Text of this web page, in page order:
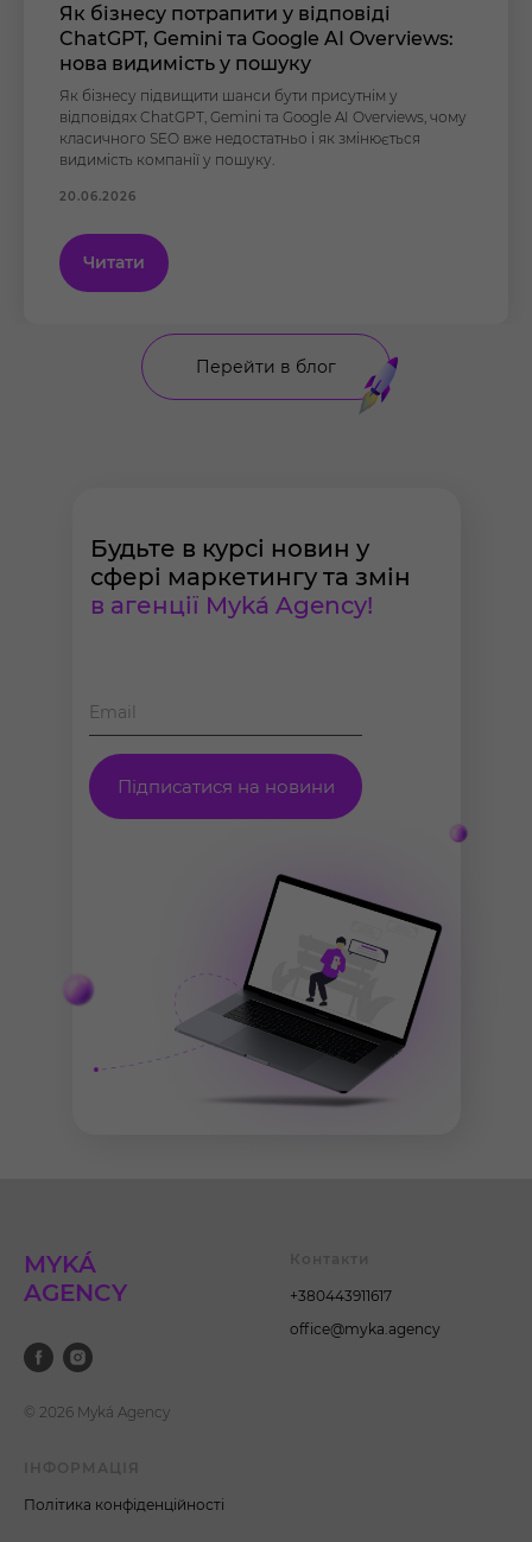
Як бізнесу потрапити у відповіді
ChatGPT, Gemini та Google AI Overviews:
нова видимість у пошуку
Як бізнесу підвищити шанси бути присутнім у
відповідях ChatGPT, Gemini та Google AI Overviews, чому
класичного SEO вже недостатньо і як змінюється
видимість компанії у пошуку.
20.06.2026
Читати
Перейти в блог
Будьте в курсі новин у
сфері маркетингу та змін
в агенції Myká Agency!
Підписатися на новини
MYKÁ
AGENCY
© 2026 Myká Agency
+380443911617
office@myka.agency
Політика конфіденційності